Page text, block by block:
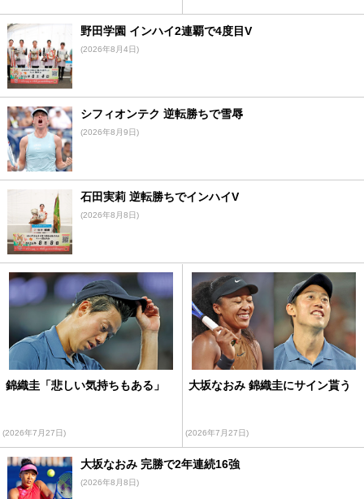
野田学園 インハイ2連覇で4度目V
(2026年8月4日)
シフィオンテク 逆転勝ちで雪辱
(2026年8月9日)
石田実莉 逆転勝ちでインハイV
(2026年8月8日)
錦織圭「悲しい気持ちもある」
(2026年7月27日)
大坂なおみ 錦織圭にサイン貰う
(2026年7月27日)
大坂なおみ 完勝で2年連続16強
(2026年8月8日)